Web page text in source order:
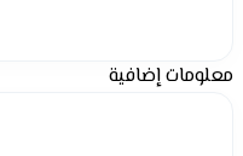
معلومات إضافية